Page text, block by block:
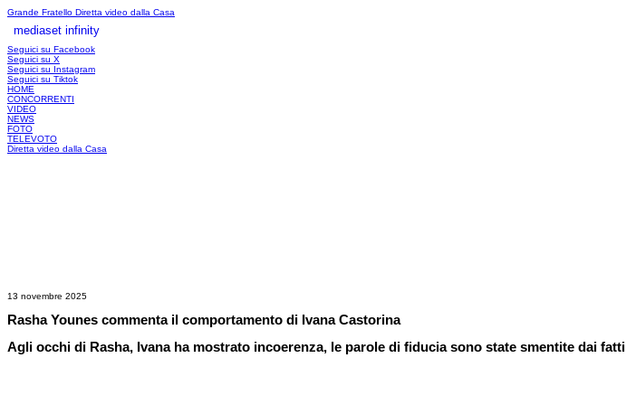
Grande Fratello Diretta video dalla Casa
mediaset infinity
Seguici su Facebook
Seguici su X
Seguici su Instagram
Seguici su Tiktok
HOME
CONCORRENTI
VIDEO
NEWS
FOTO
TELEVOTO
Diretta video dalla Casa
13 novembre 2025
Rasha Younes commenta il comportamento di Ivana Castorina
Agli occhi di Rasha, Ivana ha mostrato incoerenza, le parole di fiducia sono state smentite dai fatti